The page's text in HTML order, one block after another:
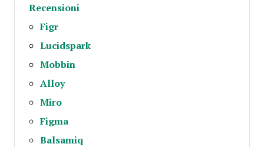
Recensioni
Figr
Lucidspark
Mobbin
Alloy
Miro
Figma
Balsamiq